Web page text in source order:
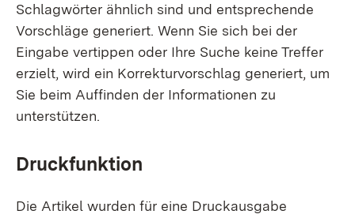
Schlagwörter ähnlich sind und entsprechende
Vorschläge generiert. Wenn Sie sich bei der
Eingabe vertippen oder Ihre Suche keine Treffer
erzielt, wird ein Korrekturvorschlag generiert, um
Sie beim Auffinden der Informationen zu
unterstützen.
Druckfunktion
Die Artikel wurden für eine Druckausgabe